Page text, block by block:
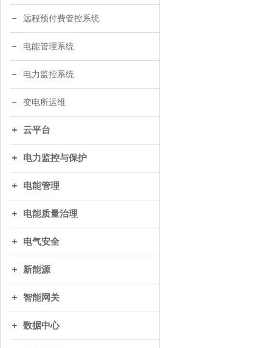
远程预付费管控系统
电能管理系统
电力监控系统
变电所运维
云平台
电力监控与保护
电能管理
电能质量治理
电气安全
新能源
智能网关
数据中心